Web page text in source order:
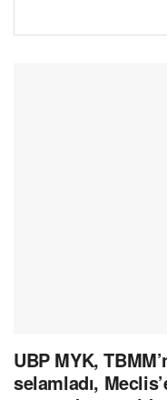
UBP MYK,
selamladı,